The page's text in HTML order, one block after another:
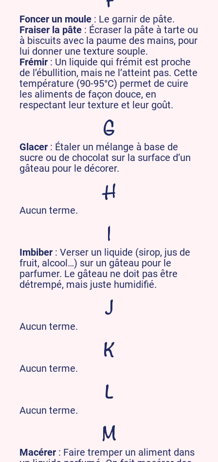
Foncer un moule : Le garnir de pâte.
Fraiser la pâte : Écraser la pâte à tarte ou
à biscuits avec la paume des mains, pour
lui donner une texture souple.
Frémir : Un liquide qui frémit est proche
de l’ébullition, mais ne l’atteint pas. Cette
température (90-95°C) permet de cuire
les aliments de façon douce, en
respectant leur texture et leur goût.
G
Glacer : Étaler un mélange à base de
sucre ou de chocolat sur la surface d’un
gâteau pour le décorer.
H
Aucun terme.
I
Imbiber : Verser un liquide (sirop, jus de
fruit, alcool…) sur un gâteau pour le
parfumer. Le gâteau ne doit pas être
détrempé, mais juste humidifié.
J
Aucun terme.
K
Aucun terme.
L
Aucun terme.
M
Macérer : Faire tremper un aliment dans